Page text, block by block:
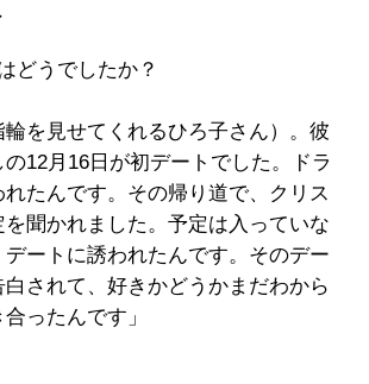
うでしたか？
輪を見せてくれるひろ子さん）。彼
12月16日が初デートでした。ドラ
れたんです。その帰り道で、クリス
聞かれました。予定は入っていな
ートに誘われたんです。そのデー
白されて、好きかどうかまだわから
ったんです」